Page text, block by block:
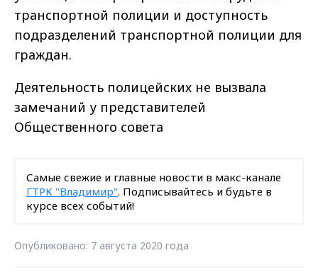
транспортной полиции и доступность
подразделений транспортной полиции для
граждан.
Деятельность полицейских не вызвала
замечаний у представителей
Общественного совета
Самые свежие и главные новости в макс-канале
ГТРК "Владимир". Подписывайтесь и будьте в
курсе всех событий!
Опубликовано: 7 августа 2020 года